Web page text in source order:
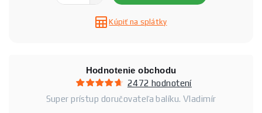
Kúpiť na splátky
Hodnotenie obchodu
2472 hodnotení
Super prístup doručovateľa balíku. Vladimír